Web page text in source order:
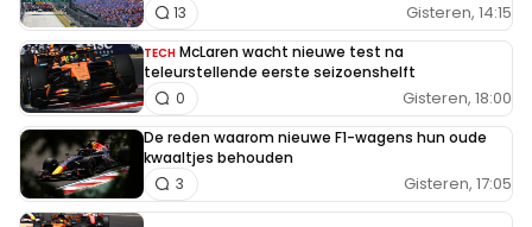
Gisteren, 14:15
13
TECH McLaren wacht nieuwe test na
teleurstellende eerste seizoenshelft
Gisteren, 18:00
0
De reden waarom nieuwe F1-wagens hun oude
kwaaltjes behouden
Gisteren, 17:05
3